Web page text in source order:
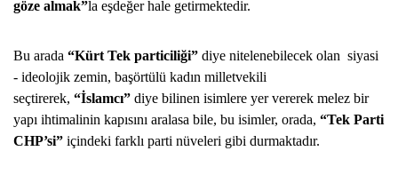
göze almak”la eşdeğer hale getirmektedir.
Bu arada “Kürt Tek particiliği” diye nitelenebilecek olan siyasi
- ideolojik zemin, başörtülü kadın milletvekili
seçtirerek, “İslamcı” diye bilinen isimlere yer vererek melez bir
yapı ihtimalinin kapısını aralasa bile, bu isimler, orada, “Tek Parti
CHP’si” içindeki farklı parti nüveleri gibi durmaktadır.